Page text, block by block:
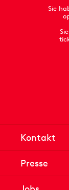
Sie
Kontakt
Presse